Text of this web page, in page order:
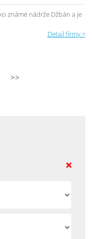
známé nádrže Džbán a je
Detail firmy >
>>